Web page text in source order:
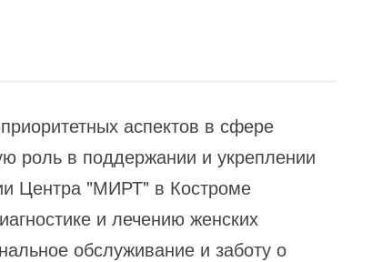
аспектов в сфере
роль в поддержании и укреплении
Центра "МИРТ" в Костроме
и лечению женских
обслуживание и заботу о